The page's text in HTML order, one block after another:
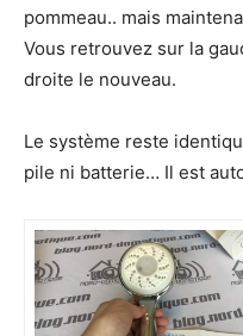
pommeau.. mais
Vous retrouvez sur la
droite le nouveau.
Le système reste
pile ni batterie… Il est